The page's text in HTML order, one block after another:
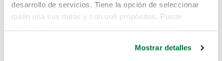
desarrollo de servicios. Tiene la opción de seleccionar
quién usa sus datos y con qué propósitos. Puede
Mostrar detalles
Pero puedes encontrar el coche que estás
buscando en alguno de estos enlaces: